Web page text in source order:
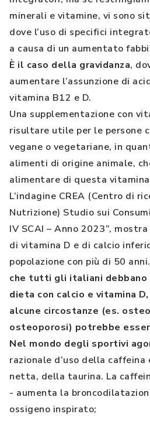
minerali e vitamine, vi sono
dove l’uso di specifici
a causa di un aumentato
È il caso della gravidanza,
aumentare l’assunzione di
vitamina B12 e D.
Una supplementazione con
risultare utile per le persone
vegane o vegetariane, in
alimenti di origine animale,
alimentare di questa
L’indagine CREA (Centro di
Nutrizione) Studio sui
IV SCAI – Anno 2023”,
di vitamina D e di calcio
popolazione con più di 50 anni.
che tutti gli italiani
dieta con calcio e vitamina
alcune circostanze (es.
osteoporosi) potrebbe
Nel mondo degli sportivi
razionale d’uso della caffeina
netta, della taurina. La
- aumenta la
ossigeno inspirato;